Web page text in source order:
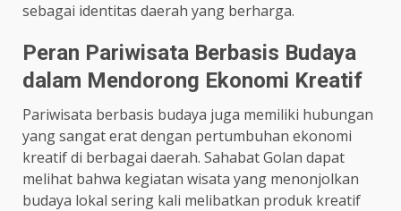
sebagai identitas daerah yang berharga.
Peran Pariwisata Berbasis Budaya
dalam Mendorong Ekonomi Kreatif
Pariwisata berbasis budaya juga memiliki hubungan
yang sangat erat dengan pertumbuhan ekonomi
kreatif di berbagai daerah. Sahabat Golan dapat
melihat bahwa kegiatan wisata yang menonjolkan
budaya lokal sering kali melibatkan produk kreatif